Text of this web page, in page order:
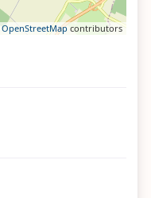
OpenStreetMapcontributors